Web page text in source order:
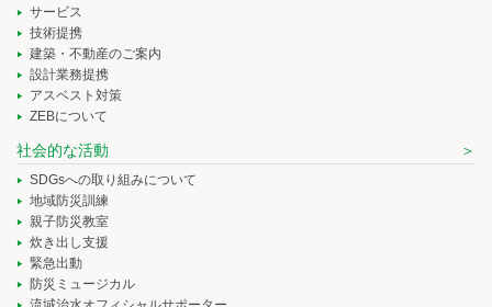
サービス
技術提携
建築・不動産のご案内
設計業務提携
アスベスト対策
ZEBについて
社会的な活動
SDGsへの取り組みについて
地域防災訓練
親子防災教室
炊き出し支援
緊急出動
防災ミュージカル